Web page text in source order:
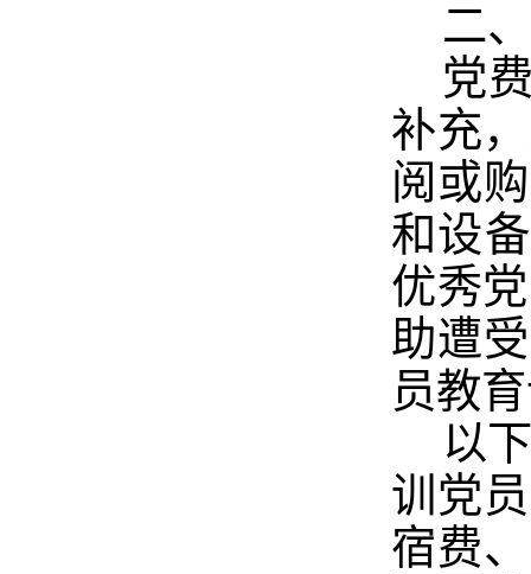
二
党
补充
阅或
和设
优秀
助遭
员教
以
训党
宿费